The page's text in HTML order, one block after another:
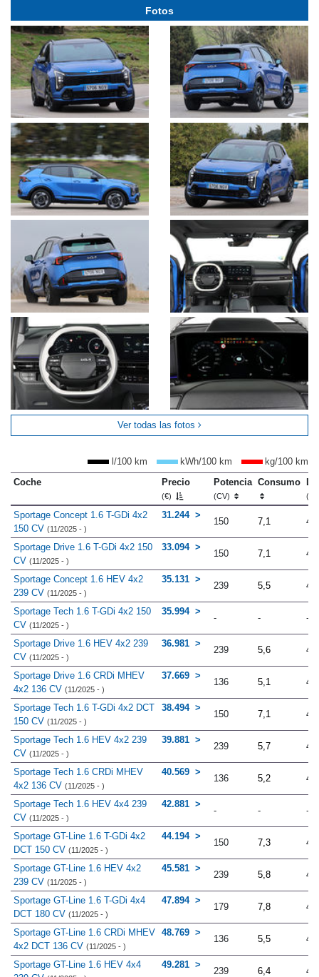
Fotos
Ver todas las fotos
l/100 km kWh/100 km
kg/100 km
Coche
Precio
(€)
Potencia
(CV)
Consumo
Sportage Concept 1.6 T-GDi 4x2
150 CV (11/2025 - )
31.244
150 7,1
Sportage Drive 1.6 T-GDi 4x2 150
CV (11/2025 - )
33.094
150 7,1
Sportage Concept 1.6 HEV 4x2
239 CV (11/2025 - )
35.131
239 5,5
Sportage Tech 1.6 T-GDi 4x2 150
CV (11/2025 - )
35.994
- - -
Sportage Drive 1.6 HEV 4x2 239
CV (11/2025 - )
36.981
239 5,6
Sportage Drive 1.6 CRDi MHEV
4x2 136 CV (11/2025 - )
37.669
136 5,1
Sportage Tech 1.6 T-GDi 4x2 DCT
150 CV (11/2025 - )
38.494
150 7,1
Sportage Tech 1.6 HEV 4x2 239
CV (11/2025 - )
39.881
239 5,7
Sportage Tech 1.6 CRDi MHEV
4x2 136 CV (11/2025 - )
40.569
136 5,2
Sportage Tech 1.6 HEV 4x4 239
CV (11/2025 - )
42.881
- - -
Sportage GT-Line 1.6 T-GDi 4x2
DCT 150 CV (11/2025 - )
44.194
150 7,3
Sportage GT-Line 1.6 HEV 4x2
239 CV (11/2025 - )
45.581
239 5,8
Sportage GT-Line 1.6 T-GDi 4x4
DCT 180 CV (11/2025 - )
47.894
179 7,8
Sportage GT-Line 1.6 CRDi MHEV
4x2 DCT 136 CV (11/2025 - )
48.769
136 5,5
Sportage GT-Line 1.6 HEV 4x4
49.281
239 6,4